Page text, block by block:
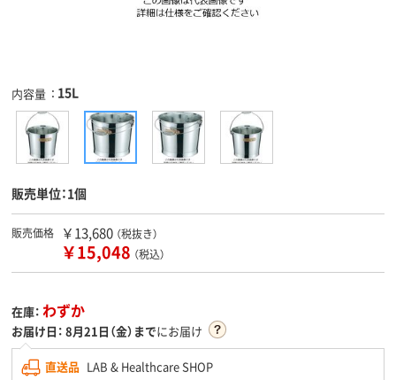
内容量 15L
販売単位：1個
販売価格 ￥13,680 （税抜き）
￥15,048 （税込）
在庫： わずか
お届け日： 8月21日（金）までにお届け
直送品 LAB & Healthcare SHOP